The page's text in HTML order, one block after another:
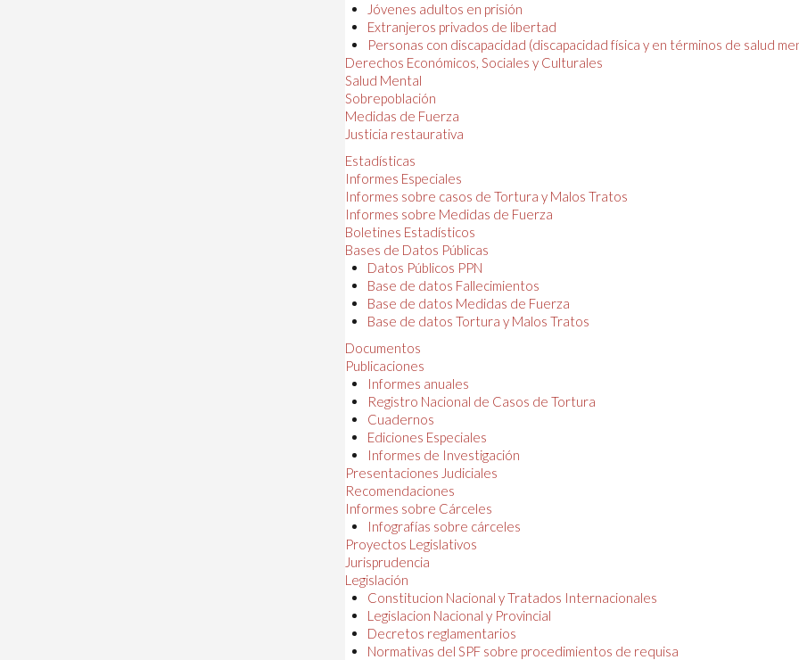
Jóvenes adultos en prisión
Extranjeros privados de libertad
Personas con discapacidad (discapacidad física y en términos de salud
Derechos Económicos, Sociales y Culturales
Salud Mental
Sobrepoblación
Medidas de Fuerza
Justicia restaurativa
Estadísticas
Informes Especiales
Informes sobre casos de Tortura y Malos Tratos
Informes sobre Medidas de Fuerza
Boletines Estadísticos
Bases de Datos Públicas
Datos Públicos PPN
Base de datos Fallecimientos
Base de datos Medidas de Fuerza
Base de datos Tortura y Malos Tratos
Documentos
Publicaciones
Informes anuales
Registro Nacional de Casos de Tortura
Cuadernos
Ediciones Especiales
Informes de Investigación
Presentaciones Judiciales
Recomendaciones
Informes sobre Cárceles
Infografías sobre cárceles
Proyectos Legislativos
Jurisprudencia
Legislación
Constitucion Nacional y Tratados Internacionales
Legislacion Nacional y Provincial
Decretos reglamentarios
Normativas del SPF sobre procedimientos de requisa